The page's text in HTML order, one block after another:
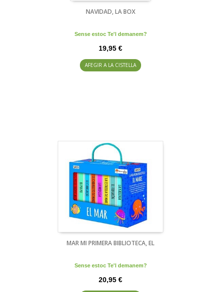
NAVIDAD, LA BOX
Sense estoc Te'l demanem?
19,95 €
AFEGIR A LA CISTELLA
MAR MI PRIMERA BIBLIOTECA, EL
Sense estoc Te'l demanem?
20,95 €